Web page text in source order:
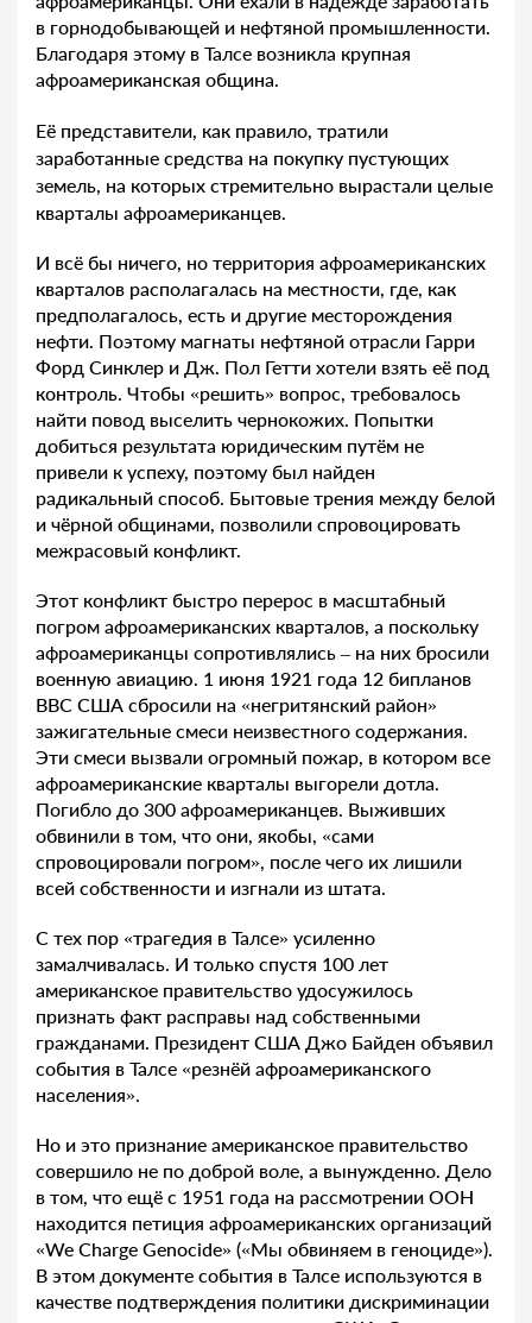
в горнодобывающей и нефтяной промышленности.
Благодаря этому в Талсе возникла крупная
афроамериканская община.
Её представители, как правило, тратили
заработанные средства на покупку пустующих
земель, на которых стремительно вырастали целые
кварталы афроамериканцев.
И всё бы ничего, но территория афроамериканских
кварталов располагалась на местности, где, как
предполагалось, есть и другие месторождения
нефти. Поэтому магнаты нефтяной отрасли Гарри
Форд Синклер и Дж. Пол Гетти хотели взять её под
контроль. Чтобы «решить» вопрос, требовалось
найти повод выселить чернокожих. Попытки
добиться результата юридическим путём не
привели к успеху, поэтому был найден
радикальный способ. Бытовые трения между белой
и чёрной общинами, позволили спровоцировать
межрасовый конфликт.
Этот конфликт быстро перерос в масштабный
погром афроамериканских кварталов, а поскольку
афроамериканцы сопротивлялись – на них бросили
военную авиацию. 1 июня 1921 года 12 бипланов
ВВС США сбросили на «негритянский район»
зажигательные смеси неизвестного содержания.
Эти смеси вызвали огромный пожар, в котором все
афроамериканские кварталы выгорели дотла.
Погибло до 300 афроамериканцев. Выживших
обвинили в том, что они, якобы, «сами
спровоцировали погром», после чего их лишили
всей собственности и изгнали из штата.
С тех пор «трагедия в Талсе» усиленно
замалчивалась. И только спустя 100 лет
американское правительство удосужилось
признать факт расправы над собственными
гражданами. Президент США Джо Байден объявил
события в Талсе «резнёй афроамериканского
населения».
Но и это признание американское правительство
совершило не по доброй воле, а вынужденно. Дело
в том, что ещё с 1951 года на рассмотрении ООН
находится петиция афроамериканских организаций
«We Charge Genocide» («Мы обвиняем в геноциде»).
В этом документе события в Талсе используются в
качестве подтверждения политики дискриминации